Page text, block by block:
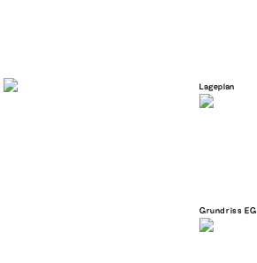
Lageplan
Grundriss EG